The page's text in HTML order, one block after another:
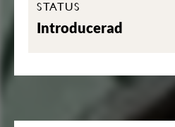
STATUS
Introducerad